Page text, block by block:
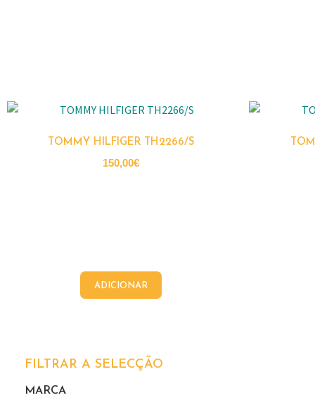
TOMMY HILFIGER TH2266/S
150,00€
ADICIONAR
FILTRAR A SELECÇÃO
MARCA